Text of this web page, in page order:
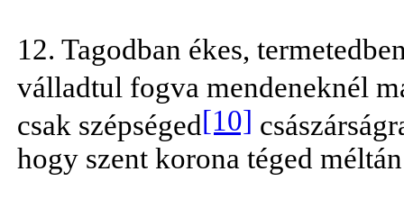
12. Tagodban ékes,
válladtul fogva mendeneknél
csak szépséged[10]
hogy szent korona téged